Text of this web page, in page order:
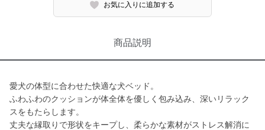
お気に入りに追加する
商品説明
愛犬の体型に合わせた快適な犬ベッド。
ふわふわのクッションが体全体を優しく包み込み、深いリラック
スをもたらします。
丈夫な縁取りで形状をキープし、柔らかな素材がストレス解消に